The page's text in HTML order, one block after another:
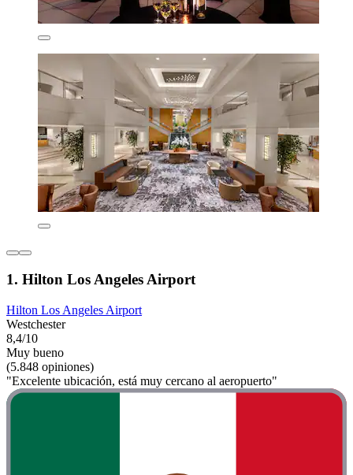
1. Hilton Los Angeles Airport
Hilton Los Angeles Airport
Westchester
8,4/10
Muy bueno
(5.848 opiniones)
"Excelente ubicación, está muy cercano al aeropuerto"